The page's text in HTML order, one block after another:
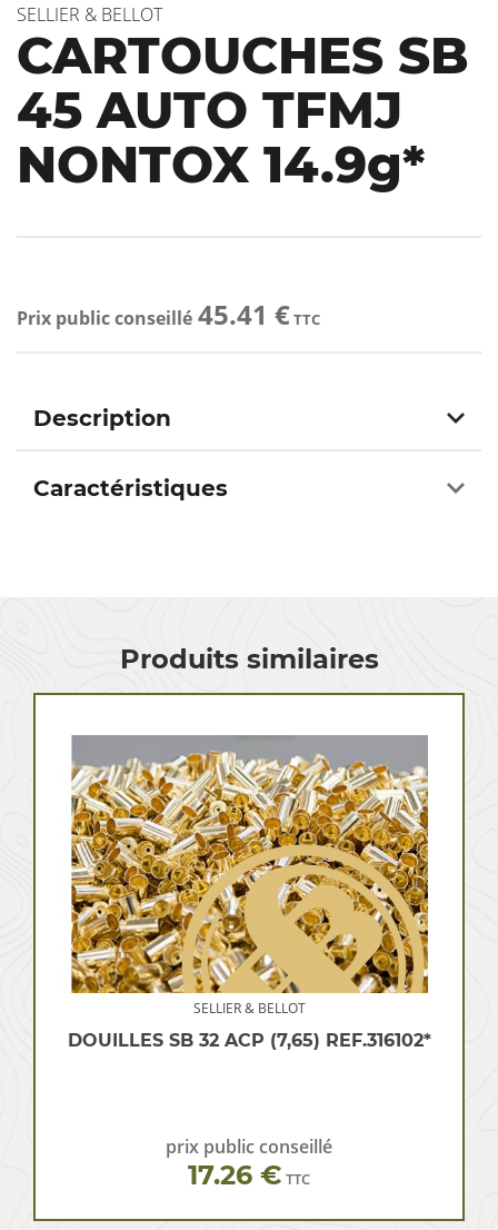
SELLIER & BELLOT
CARTOUCHES SB
45 AUTO TFMJ
NONTOX 14.9g*
Prix public conseillé 45.41 €TTC
Description
Caractéristiques
Produits similaires
SELLIER & BELLOT
DOUILLES SB 32 ACP (7,65) REF.316102*
prix public conseillé
17.26 € TTC